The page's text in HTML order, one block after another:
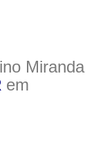
Miranda
em